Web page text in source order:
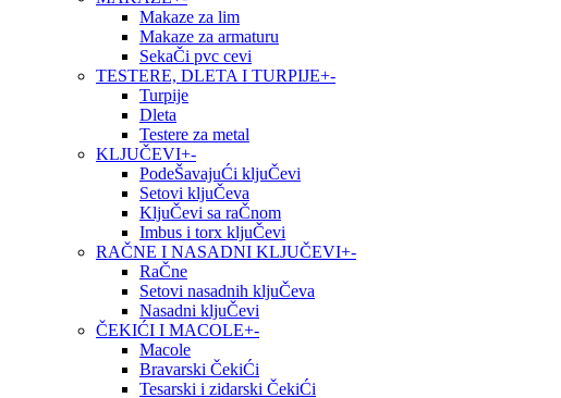
Makaze za lim
Makaze za armaturu
SekaČi pvc cevi
TESTERE, DLETA I TURPIJE+-
Turpije
Dleta
Testere za metal
KLJUČEVI+-
PodeŠavajuĆi kljuČevi
Setovi kljuČeva
KljuČevi sa raČnom
Imbus i torx kljuČevi
RAČNE I NASADNI KLJUČEVI+-
RaČne
Setovi nasadnih kljuČeva
Nasadni kljuČevi
ČEKIĆI I MACOLE+-
Macole
Bravarski ČekiĆi
Tesarski i zidarski ČekiĆi